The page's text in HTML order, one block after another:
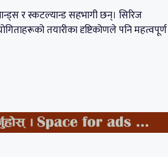
र स्कटल्यान्ड सहभागी छन्। सिरिज
तयारीका दृष्टिकोणले पनि महत्वपूर्ण